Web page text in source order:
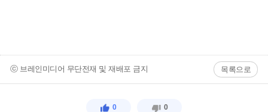
ⓒ 브레인미디어 무단전재 및 재배포 금지 목록으로
0 0